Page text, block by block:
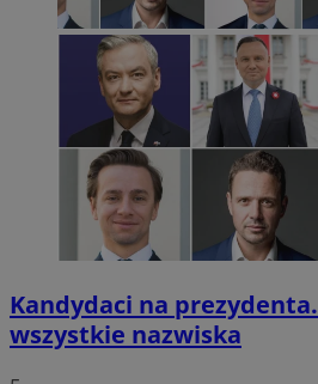
Kandydaci na
wszystkie nazwiska